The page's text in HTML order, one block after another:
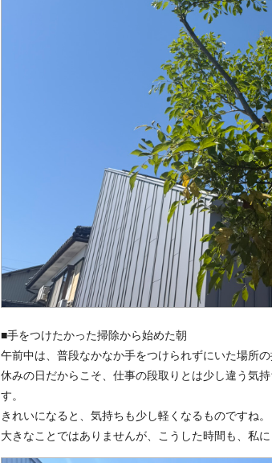
■手をつけたかった掃除から始めた朝
午前中は、普段なかなか手をつけられずにいた場所の
休みの日だからこそ、仕事の段取りとは少し違う気
す。
きれいになると、気持ちも少し軽くなるものですね。
大きなことではありませんが、こうした時間も、私